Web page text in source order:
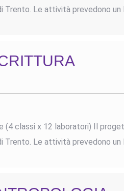
Trento. Le attività prevedono un
(4 classi x 12 laboratori) Il
Trento. Le attività prevedono un